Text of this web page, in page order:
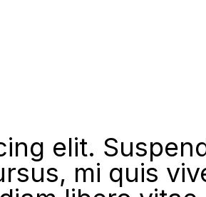
elit.
mi quis